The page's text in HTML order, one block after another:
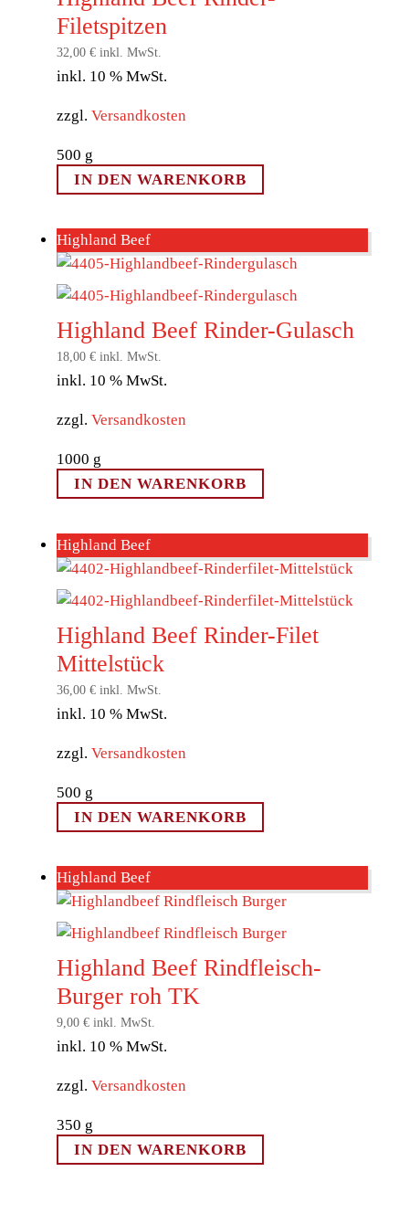
Filetspitzen
32,00 € inkl. MwSt.
inkl. 10 % MwSt.
zzgl. Versandkosten
500 g
IN DEN WARENKORB
Highland Beef
Highland Beef Rinder-Gulasch
18,00 € inkl. MwSt.
inkl. 10 % MwSt.
zzgl. Versandkosten
1000 g
IN DEN WARENKORB
Highland Beef
Highland Beef Rinder-Filet
Mittelstück
36,00 € inkl. MwSt.
inkl. 10 % MwSt.
zzgl. Versandkosten
500 g
IN DEN WARENKORB
Highland Beef
Highland Beef Rindfleisch-
Burger roh TK
9,00 € inkl. MwSt.
inkl. 10 % MwSt.
zzgl. Versandkosten
350 g
IN DEN WARENKORB